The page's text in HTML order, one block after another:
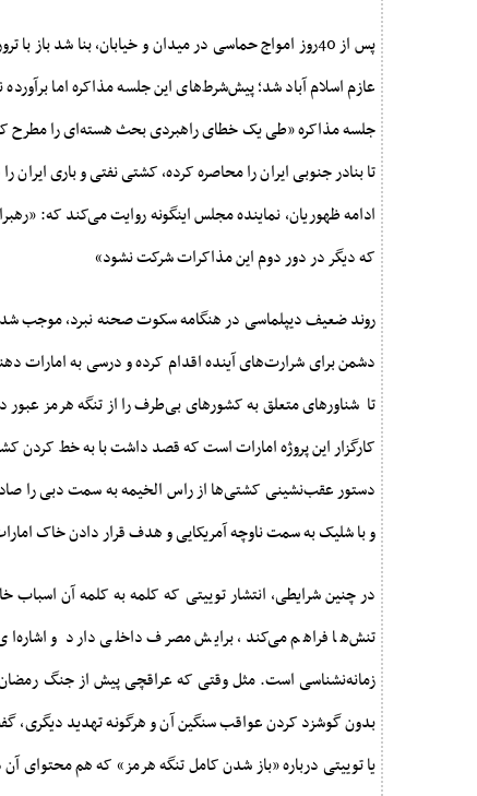
پس از 40روز امواج حماسی در میدان و خیابان، بنا شد
عازم اسلام آباد شد؛ پیش‌شرط‌های این جلسه مذاکره اما
جلسه مذاکره «طی یک خطای راهبردی بحث هسته‌ای را مطرح
تا بنادر جنوبی ایران را محاصره کرده، کشتی نفتی و باری
ادامه ظهوریان، نماینده مجلس اینگونه روایت می‌کند که:
که دیگر در دور دوم این مذاکرات شرکت نشود»
روند ضعیف دیپلماسی در هنگامه سکوت صحنه نبرد، موجب شد
دشمن برای شرارت‌های آینده اقدام کرده و درسی به امارات
تا شناورهای متعلق به کشورهای بی‌طرف را از تنگه هرمز
کارگزار این پروژه امارات است که قصد داشت با به خط کردن
دستور عقب‌نشینی کشتی‌ها از راس الخیمه به سمت دبی را صادر
و با شلیک به سمت ناوچه آمریکایی و هدف قرار دادن خاک
در چنین شرایطی، انتشار توییتی که کلمه به کلمه آن
تنش‌ها فراهم می‌کند، برایش مصرف داخلی دارد و
زمانه‌نشناسی است. مثل وقتی که عراقچی پیش از جنگ رمضان
بدون گوشزد کردن عواقب سنگین آن و هرگونه تهدید دیگری،
یا توییتی درباره «باز شدن کامل تنگه هرمز» که هم